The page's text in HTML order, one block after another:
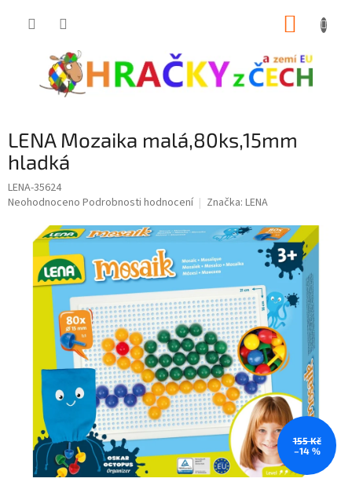
LENA Mozaika malá,80ks,15mm
hladká
LENA-35624
Průměrné
produktu
hvězdiček.
Neohodnoceno Podrobnosti hodnocení Značka: LENA
155 Kč
–14 %